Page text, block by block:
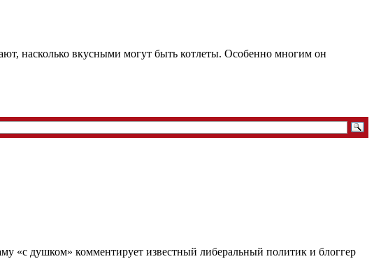
насколько вкусными могут быть котлеты. Особенно многим он